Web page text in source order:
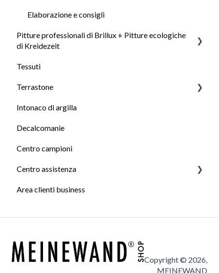
parati
Elaborazione e consigli
Pitture professionali di Brillux + Pitture ecologiche
di Kreidezeit
Come scegliere la pittura giusta
Tessuti
Terrastone
Informazioni generali su Terrastone
Preparazione della superficie per Terrastone
Lavorazione del Terrastone
Terrastone Finishes
Intonaco di argilla
Decalcomanie
Centro campioni
Centro assistenza
Moduli di servizio
Area clienti business
Copyright © 2026,
MEINEWAND